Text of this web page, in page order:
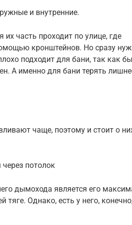
и внутренние.
их часть проходит по улице, где
кронштейнов. Но сразу
подходит для бани, так как
А именно для бани терять
чаще, поэтому и стоит о
потолок
дымохода является его
тяге. Однако, есть у него,